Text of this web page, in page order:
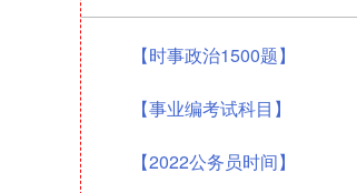
【时事政治1500题】
【事业编考试科目】
【2022公务员时间】